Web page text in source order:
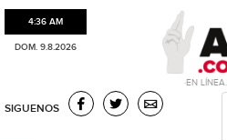
4:36 AM
DOM. 9.8.2026
·EN
SIGUENOS